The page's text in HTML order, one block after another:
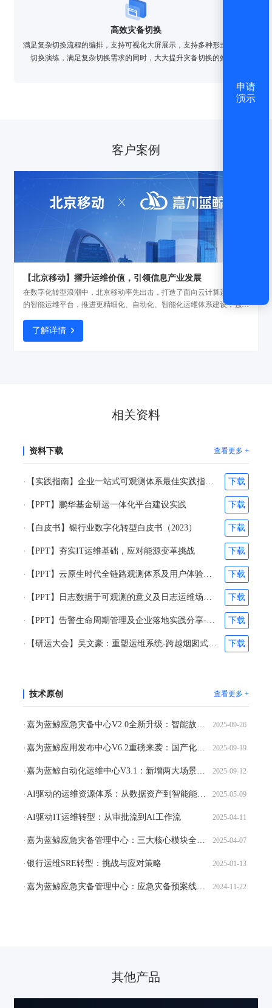
高效灾备切换
满足复杂切换流程的编排，支持可视化大屏展示，支持多种形式的灾备
切换演练，满足复杂切换需求的同时，大大提升灾备切换的效率。
客户案例
【北京移动】擢升运维价值，引领信息产业发展
在数字化转型浪潮中，北京移动率先出击，打造了面向云计算运维场景
的智能运维平台，推进更精细化、自动化、智能化运维体系建设，强化
设完善的运维开发能力，实现从传统运维向运维开发的转型...
了解详情
相关资料
资料下载 查看更多 +
【实践指南】企业一站式可观测体系最佳实践指南（2025） 下载
【PPT】鹏华基金研运一体化平台建设实践 下载
【白皮书】银行业数字化转型白皮书（2023） 下载
【PPT】夯实IT运维基础，应对能源变革挑战 下载
【PPT】云原生时代全链路观测体系及用户体验优化体系的构建-刘阎&林超凡 下载
下载
【PPT】告警生命周期管理及企业落地实践分享-张之得&吴维柯 下载
【研运大会】吴文豪：重塑运维系统-跨越烟囱式建设的陷阱 下载
技术原创 查看更多 +
2025-09-26
嘉为蓝鲸应用发布中心V6.2重磅来袭：国产化、容器化、智能化，三驱赋能云原生发布 2025-09-19
嘉为蓝鲸自动化运维中心V3.1：新增两大场景、大模型赋能、场景全面优化，构建更安全更高效的自动化运维体系 2025-09-12
AI驱动的运维资源体系：从数据资产到智能能力的全面升级 2025-05-09
AI驱动IT运维转型：从审批流到AI工作流 2025-04-11
嘉为蓝鲸应急灾备管理中心：三大核心模块全新升级，开启移动应急新时代 2025-04-07
银行运维SRE转型：挑战与应对策略 2025-01-13
嘉为蓝鲸应急灾备管理中心：应急灾备预案线上化，一键灾备切换，保障业务连续性！ 嘉为蓝鲸 2024-11-22
其他产品
申请
演示